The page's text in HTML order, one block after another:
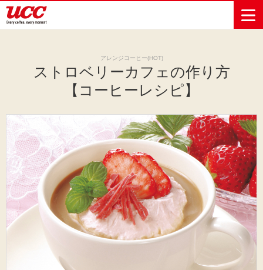
商品情報一覧
レギュラーコ
ーヒー
インスタント
コーヒー
ドリンク
ドリップポッ
コーヒーギフ
ト
器具・その他
知る・楽しむ一覧
おいしいコー
ヒーの淹れ方
コーヒー百科 レシピ
UCCのコーヒ
ーマガジン
おでかけ・イベント情報一覧
UCCコーヒー
博物館
UCCコーヒー
工場見学
東京ディズニ
ーリゾート®︎
カフェのお仕
事体験
サステナビリティ
Sustainability
Vision
サステナビ
リティビジ
ョン
人々を豊かに
する手助けを
サステナブ
ルなコーヒ
ー調達
自然を豊かに
する手助けを
カーボンニ
ュートラル
ネイチャー
ポジティブ
環境と社会
人権の尊重
サーキュラ
直営農園
ハワイ
ジャマイカ
Sustainability
Challenge
サステナビ
リティチャ
レンジ
サステナビ
企業情報
トップメッ
セージ
パーパス
＆ バリュ
ー
コーポレー
トメッセー
ジ
企業概要
事業内容
コーヒー関
連事業
業務用サー
ビス事業
外食事業
コーヒーマ
シン事業
地域・戦略
UCCの活動
サステナビ
リティ
採用活動
研究活動
UCC神戸コ
ーヒービレ
ッジ
ウェブマガ
アレンジコーヒー(HOT)
ストロベリーカフェの作り方
【コーヒーレシピ】